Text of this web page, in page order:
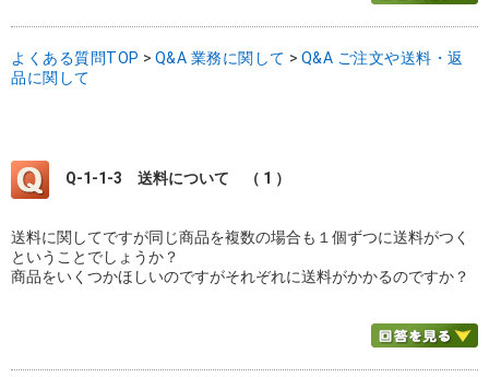
よくある質問TOP > Q&A 業務に関して > Q&A ご注文や送料・返
品に関して
Q-1-1-3 送料について （ 1 ）
送料に関してですが同じ商品を複数の場合も１個ずつに送料がつく
ということでしょうか？
商品をいくつかほしいのですがそれぞれに送料がかかるのですか？